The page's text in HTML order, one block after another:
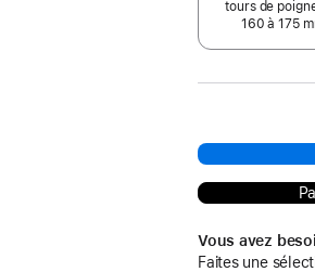
tours de
160 à 175
Vous avez
Faites une